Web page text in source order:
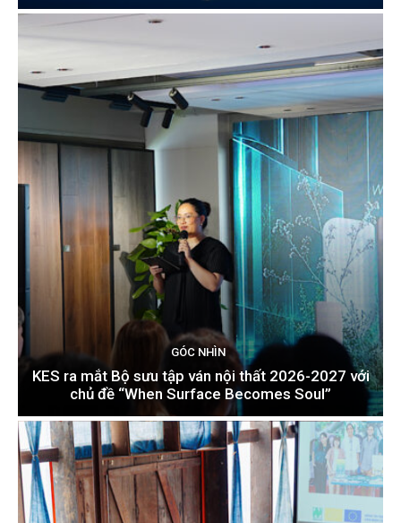
GÓC NHÌN
KES ra mắt Bộ sưu tập ván nội thất 2026-2027 với
chủ đề “When Surface Becomes Soul”